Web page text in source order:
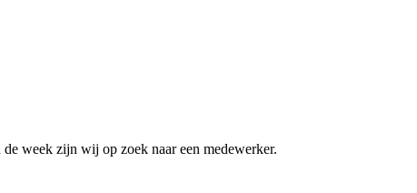
week zijn wij op zoek naar een medewerker.